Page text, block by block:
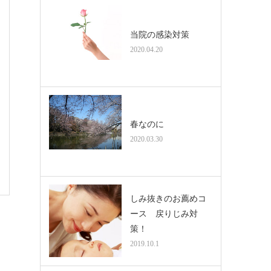
当院の感染対策
2020.04.20
春なのに
2020.03.30
しみ抜きのお薦めコ
ース 戻りじみ対
策！
2019.10.1